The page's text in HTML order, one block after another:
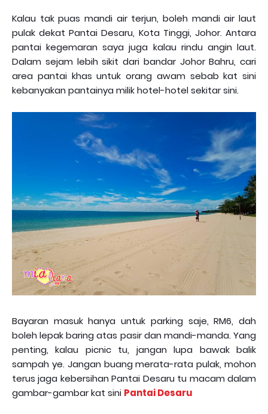
Kalau tak puas mandi air terjun, boleh mandi air laut
pulak dekat Pantai Desaru, Kota Tinggi, Johor. Antara
pantai kegemaran saya juga kalau rindu angin laut.
Dalam sejam lebih sikit dari bandar Johor Bahru, cari
area pantai khas untuk orang awam sebab kat sini
kebanyakan pantainya milik hotel-hotel sekitar sini.
Bayaran masuk hanya untuk parking saje, RM6, dah
boleh lepak baring atas pasir dan mandi-manda. Yang
penting, kalau picnic tu, jangan lupa bawak balik
sampah ye. Jangan buang merata-rata pulak, mohon
terus jaga kebersihan Pantai Desaru tu macam dalam
gambar-gambar kat sini Pantai Desaru